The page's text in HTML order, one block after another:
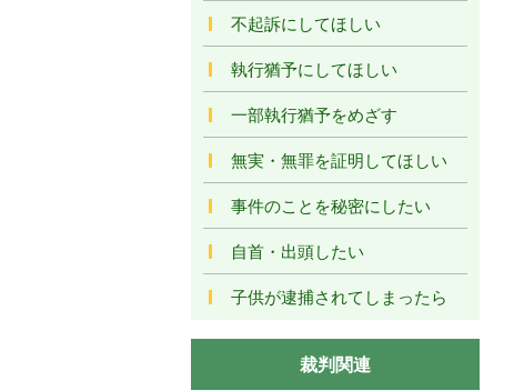
不起訴にしてほしい
執行猶予にしてほしい
一部執行猶予をめざす
無実・無罪を証明してほしい
事件のことを秘密にしたい
自首・出頭したい
子供が逮捕されてしまったら
裁判関連